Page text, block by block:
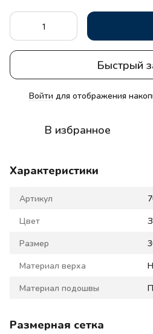
Быстрый
Войти для отображения
В избранное
Характеристики
Артикул
Цвет
Размер
Материал верха
Материал подошвы
Размерная сетка